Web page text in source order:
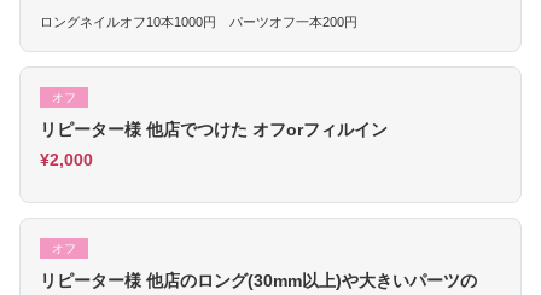
ロングネイルオフ10本1000円 パーツオフ一本200円
オフ
リピーター様 他店でつけた オフorフィルイン
¥2,000
オフ
リピーター様 他店のロング(30mm以上)や大きいパーツの